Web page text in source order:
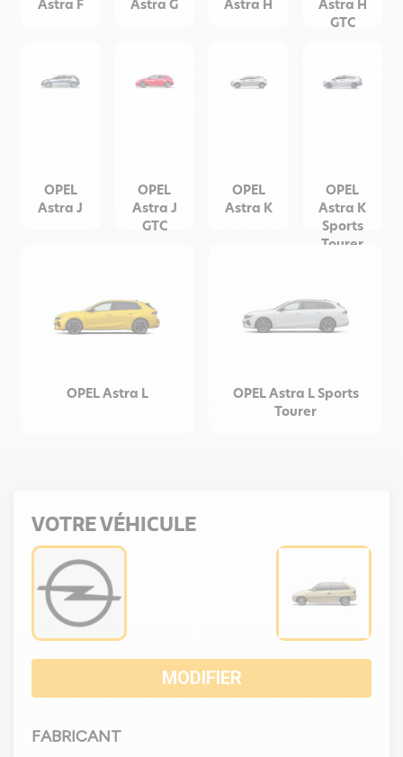
Astra F
Astra G
Astra H
Astra H
GTC
OPEL
Astra J
OPEL
Astra J
GTC
OPEL
Astra K
OPEL
Astra K
Sports
Tourer
OPEL Astra L
OPEL Astra L Sports
Tourer
VOTRE VÉHICULE
MODIFIER
FABRICANT